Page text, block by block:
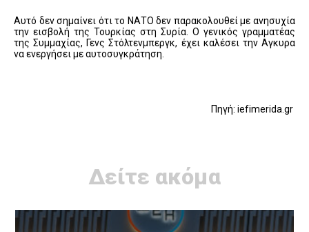
Αυτό δεν σημαίνει ότι το ΝΑΤΟ δεν παρακολουθεί με ανησυχία
την εισβολή της Τουρκίας στη Συρία. Ο γενικός γραμματέας
της Συμμαχίας, Γενς Στόλτενμπεργκ, έχει καλέσει την Αγκυρα
να ενεργήσει με αυτοσυγκράτηση.
Πηγή: iefimerida.gr
Δείτε ακόμα